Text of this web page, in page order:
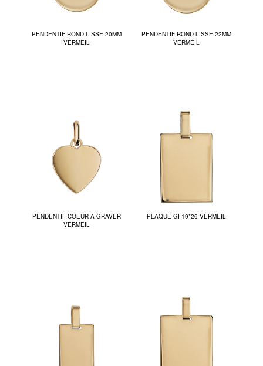
PENDENTIF ROND LISSE 20MM
VERMEIL
PENDENTIF ROND LISSE 22MM
VERMEIL
PENDENTIF COEUR A GRAVER
VERMEIL
PLAQUE GI 19*26 VERMEIL